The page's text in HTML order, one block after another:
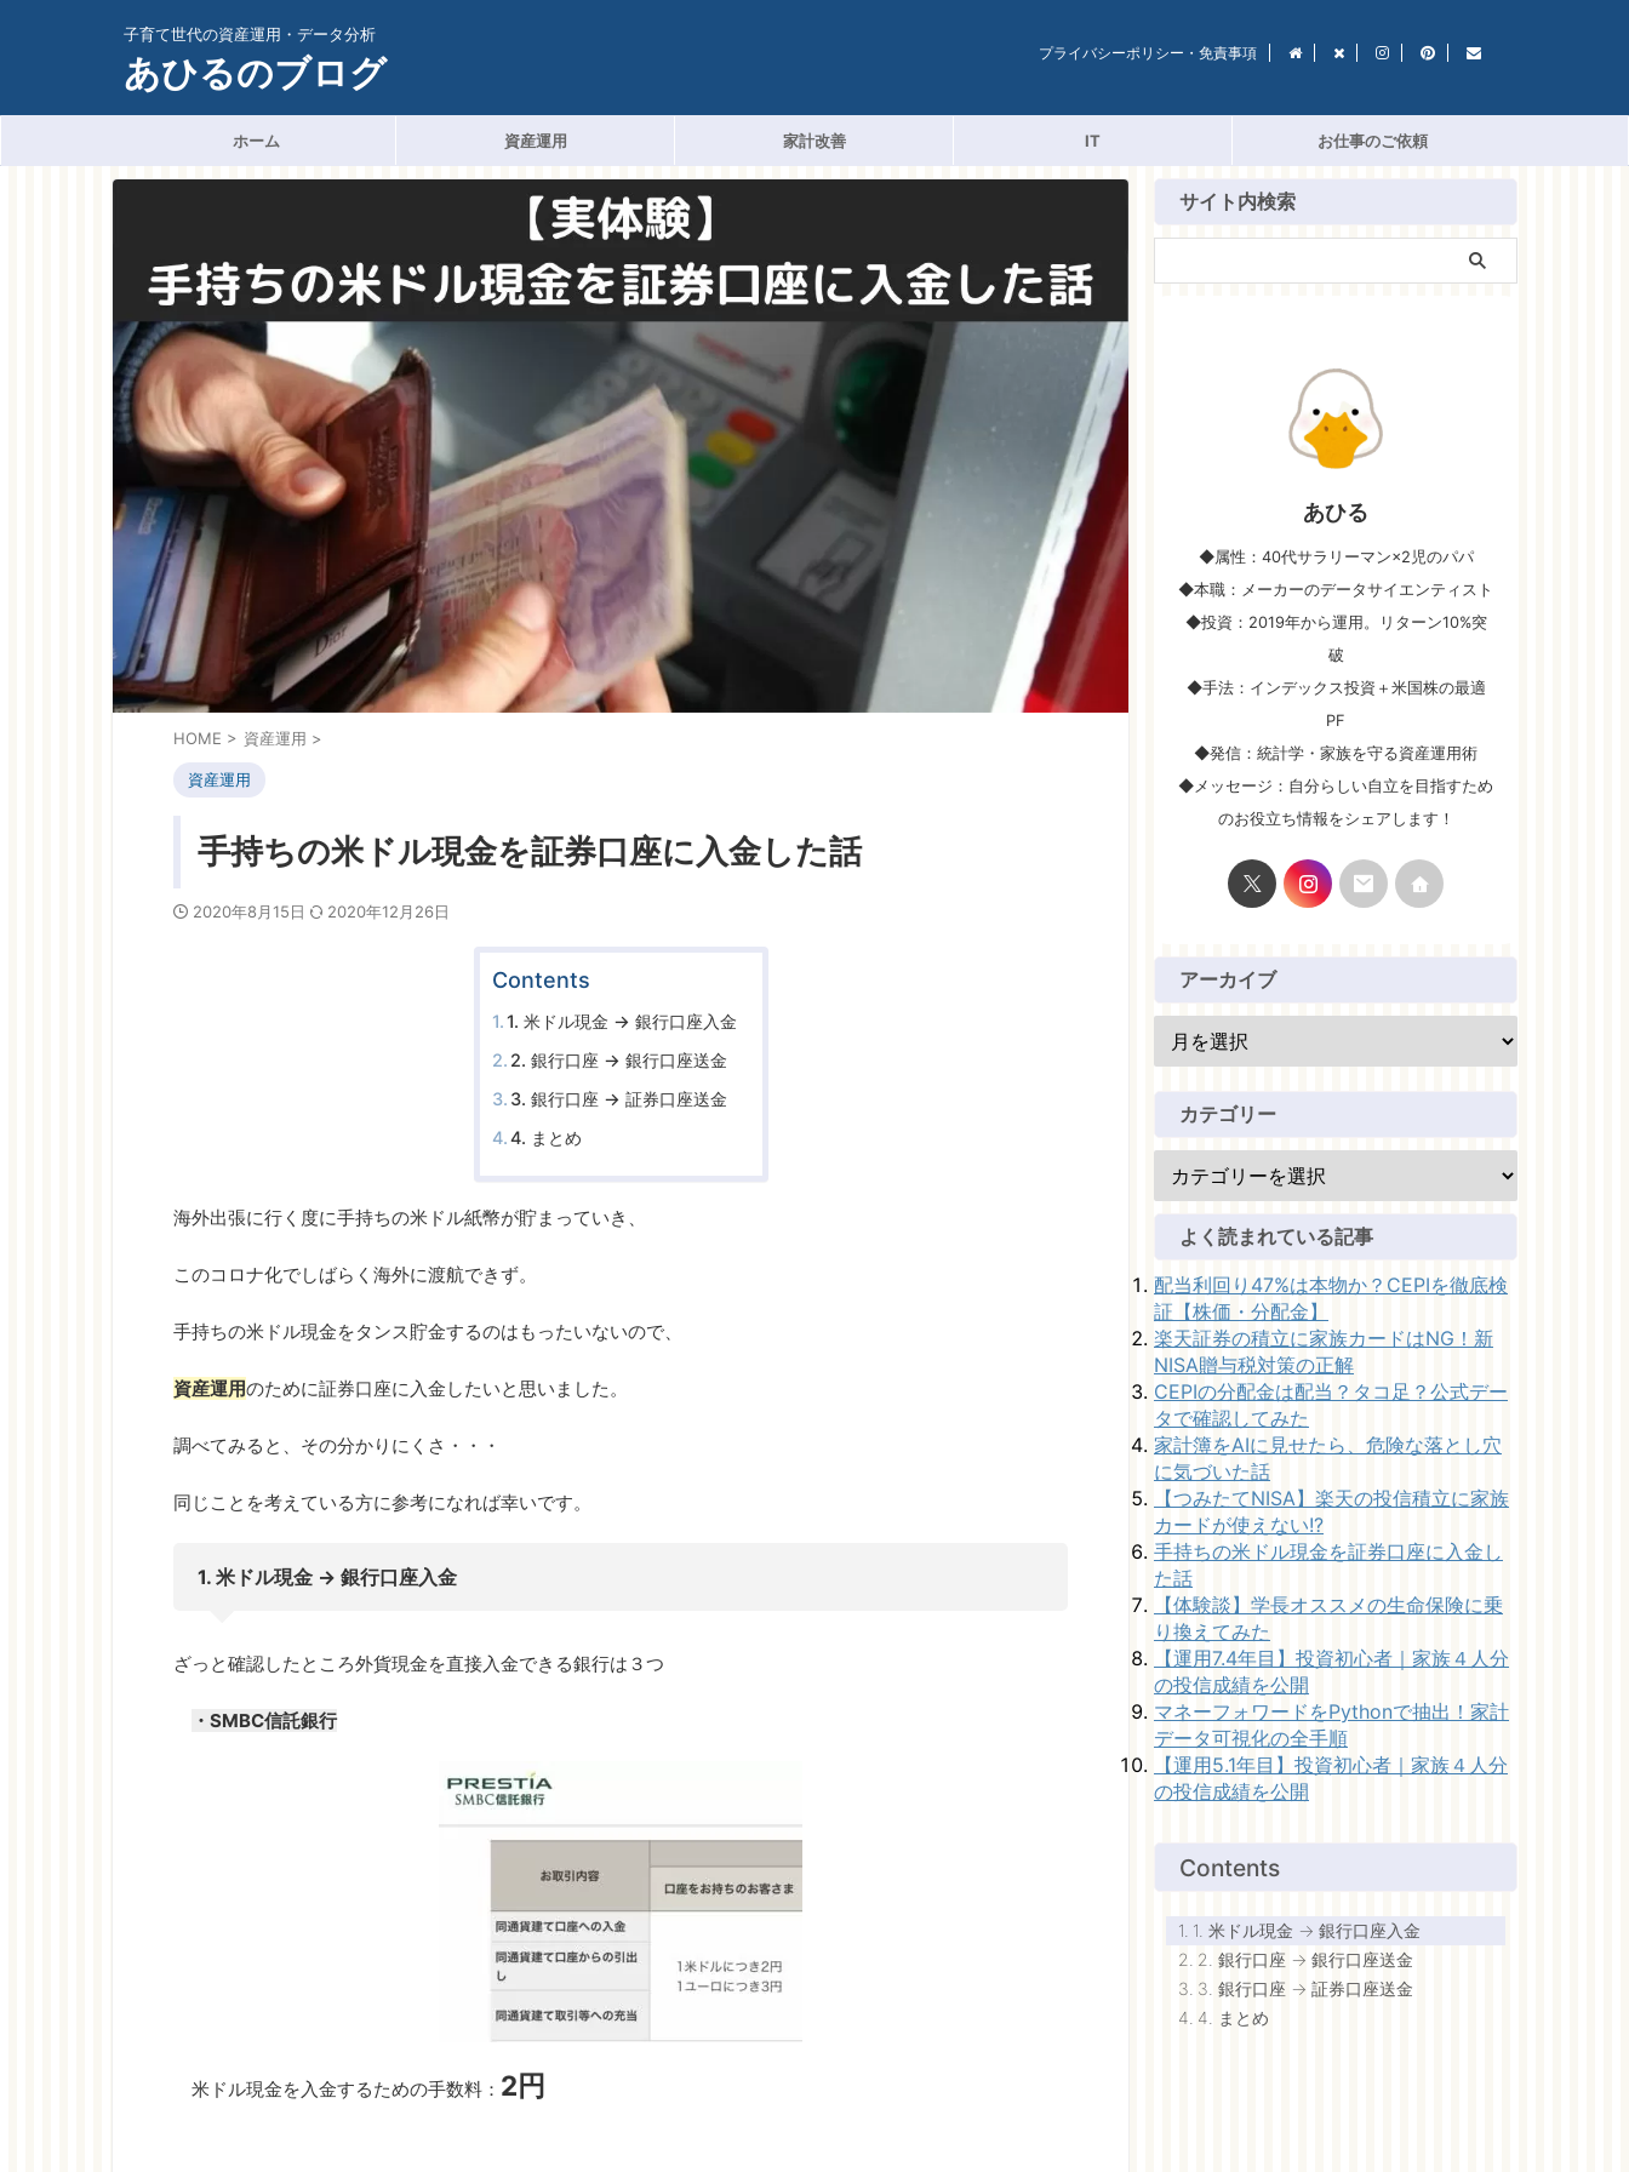
子育て世代の資産運用・データ分析
あひるのブログ プライバシーポリシー・免責事項
ホーム 資産運用 家計改善 IT お仕事のご依頼
HOME > 資産運用 >
資産運用
手持ちの米ドル現金を証券口座に入金した話
2020年8月15日 2020年12月26日
Contents
1. 米ドル現金 → 銀行口座入金
2. 銀行口座 → 銀行口座送金
3. 銀行口座 → 証券口座送金
4. まとめ
海外出張に行く度に手持ちの米ドル紙幣が貯まっていき、
このコロナ化でしばらく海外に渡航できず。
手持ちの米ドル現金をタンス貯金するのはもったいないので、
資産運用のために証券口座に入金したいと思いました。
調べてみると、その分かりにくさ・・・
同じことを考えている方に参考になれば幸いです。
1. 米ドル現金 → 銀行口座入金
ざっと確認したところ外貨現金を直接入金できる銀行は３つ
・SMBC信託銀行
米ドル現金を入金するための手数料： 2円
サイト内検索
あひる
◆属性：40代サラリーマン×2児のパパ
◆本職：メーカーのデータサイエンティスト
◆投資：2019年から運用。リターン10%突
破
◆手法：インデックス投資＋米国株の最適
PF
◆発信：統計学・家族を守る資産運用術
◆メッセージ：自分らしい自立を目指すため
のお役立ち情報をシェアします！
アーカイブ
カテゴリー
よく読まれている記事
配当利回り47%は本物か？CEPIを徹底検
証【株価・分配金】
楽天証券の積立に家族カードはNG！新
NISA贈与税対策の正解
CEPIの分配金は配当？タコ足？公式デー
タで確認してみた
家計簿をAIに見せたら、危険な落とし穴
に気づいた話
【つみたてNISA】楽天の投信積立に家族
カードが使えない!?
手持ちの米ドル現金を証券口座に入金し
た話
【体験談】学長オススメの生命保険に乗
り換えてみた
【運用7.4年目】投資初心者｜家族４人分
の投信成績を公開
マネーフォワードをPythonで抽出！家計
データ可視化の全手順
【運用5.1年目】投資初心者｜家族４人分
の投信成績を公開
Contents
1. 米ドル現金 → 銀行口座入金
2. 銀行口座 → 銀行口座送金
3. 銀行口座 → 証券口座送金
4. まとめ